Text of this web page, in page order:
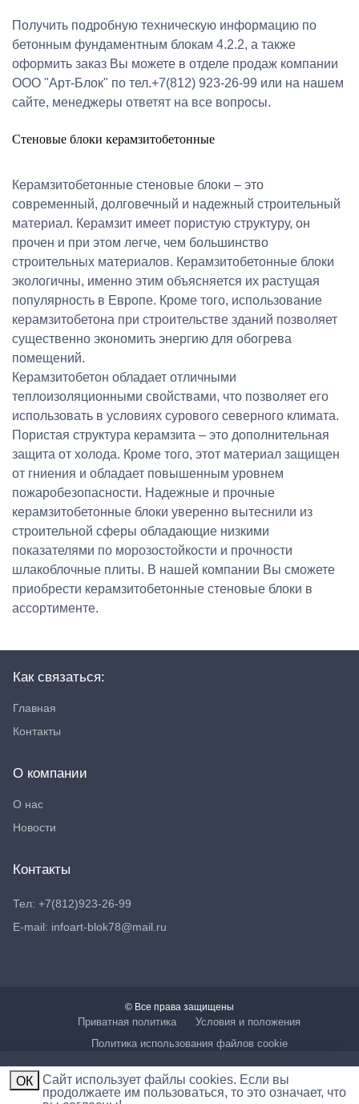
Получить подробную техническую информацию по
бетонным фундаментным блокам 4.2.2, а также
оформить заказ Вы можете в отделе продаж компании
ООО "Арт-Блок" по тел.+7(812) 923-26-99 или на нашем
сайте, менеджеры ответят на все вопросы.
Стеновые блоки керамзитобетонные
Керамзитобетонные стеновые блоки – это
современный, долговечный и надежный строительный
материал. Керамзит имеет пористую структуру, он
прочен и при этом легче, чем большинство
строительных материалов. Керамзитобетонные блоки
экологичны, именно этим объясняется их растущая
популярность в Европе. Кроме того, использование
керамзитобетона при строительстве зданий позволяет
существенно экономить энергию для обогрева
помещений.
Керамзитобетон обладает отличными
теплоизоляционными свойствами, что позволяет его
использовать в условиях сурового северного климата.
Пористая структура керамзита – это дополнительная
защита от холода. Кроме того, этот материал защищен
от гниения и обладает повышенным уровнем
пожаробезопасности. Надежные и прочные
керамзитобетонные блоки уверенно вытеснили из
строительной сферы обладающие низкими
показателями по морозостойкости и прочности
шлакоблочные плиты. В нашей компании Вы сможете
приобрести керамзитобетонные стеновые блоки в
ассортименте.
Как связаться:
Главная
Контакты
О компании
О нас
Новости
Контакты
Тел: +7(812)923-26-99
E-mail: infoart-blok78@mail.ru
© Все права защищены
Приватная политика
Условия и положения
Политика использования файлов cookie
ОК
Cайт использует файлы cookies. Если вы
продолжаете им пользоваться, то это означает, что